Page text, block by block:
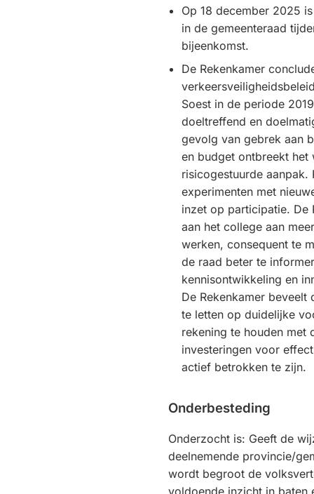
Op 18 december 2025
in de gemeenteraad
bijeenkomst.
De Rekenkamer
Soest in de periode
doeltreffend en
gevolg van gebrek aan
en budget ontbreekt het
risicogestuurde aanpak.
experimenten met
inzet op participatie. De
aan het college aan
werken, consequent te
de raad beter te
kennisontwikkeling en
De Rekenkamer beveelt
te letten op duidelijke
rekening te houden met
investeringen voor
actief betrokken te zijn.
Onderbesteding
Onderzocht is: Geeft de
deelnemende provincie/
wordt begroot de
voldoende inzicht in baten